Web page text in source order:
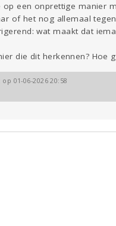
een onprettige manier
of het nog allemaal
wat maakt dat
die dit herkennen? Hoe
01-06-2026 20:58